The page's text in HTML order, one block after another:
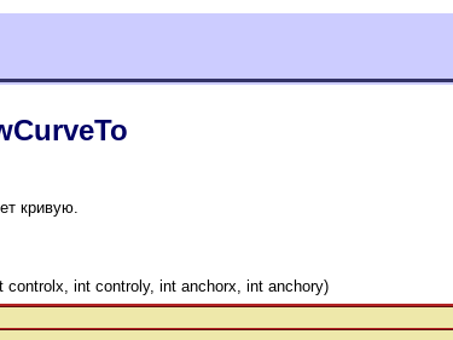
кривую.
controlx, int controly, int anchorx, int anchory)